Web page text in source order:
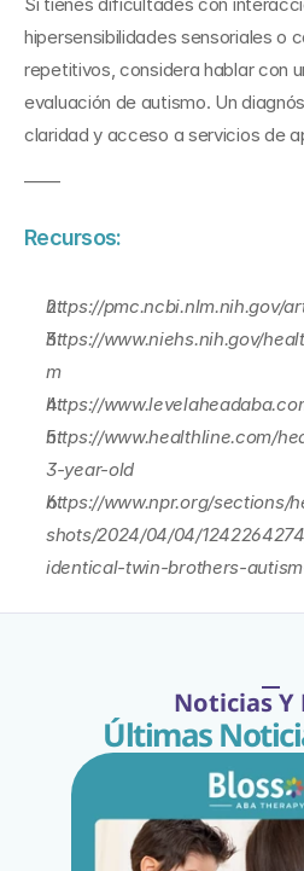
hipersensibilidades sensoriales o
repetitivos, considera hablar con
evaluación de autismo. Un
claridad y acceso a servicios de
——
Recursos:
https://pmc.ncbi.nlm.nih.gov/
https://www.niehs.nih.gov/
m
https://
https://www.healthline.com/
3-year-old
https://www.npr.org/sections/
shots/2024/04/04/
identical-twin-brothers-
Noticias Y
Últimas